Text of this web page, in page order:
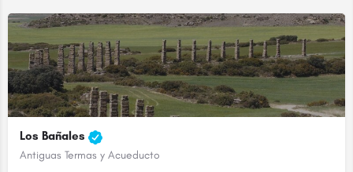
Los Bañales
Antiguas Termas y Acueducto